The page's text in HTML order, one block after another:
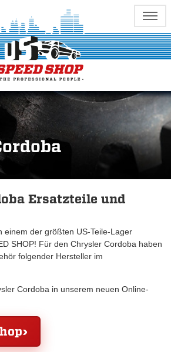
Ersatzteile und
einem der größten US-Teile-Lager
SHOP! Für den Chrysler Cordoba haben
folgender Hersteller im
Cordoba in unserem neuen Online-